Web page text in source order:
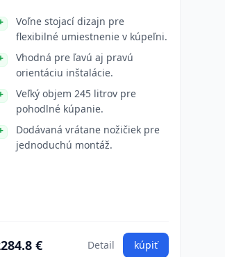
Voľne stojací dizajn pre
flexibilné umiestnenie v kúpeľni.
Vhodná pre ľavú aj pravú
orientáciu inštalácie.
Veľký objem 245 litrov pre
pohodlné kúpanie.
Dodávaná vrátane nožičiek pre
jednoduchú montáž.
€ Detail kúpiť